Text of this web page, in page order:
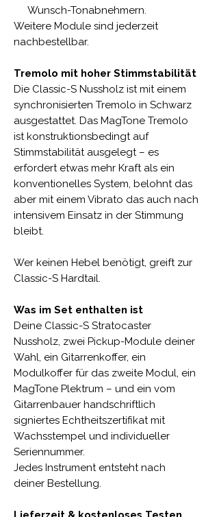
Wunsch-Tonabnehmern.
Weitere Module sind jederzeit
nachbestellbar.
Tremolo mit hoher Stimmstabilität
Die Classic-S Nussholz ist mit einem
synchronisierten Tremolo in Schwarz
ausgestattet. Das MagTone Tremolo
ist konstruktionsbedingt auf
Stimmstabilität ausgelegt – es
erfordert etwas mehr Kraft als ein
konventionelles System, belohnt das
aber mit einem Vibrato das auch nach
intensivem Einsatz in der Stimmung
bleibt.
Wer keinen Hebel benötigt, greift zur
Classic-S Hardtail.
Was im Set enthalten ist
Deine Classic-S Stratocaster
Nussholz, zwei Pickup-Module deiner
Wahl, ein Gitarrenkoffer, ein
Modulkoffer für das zweite Modul, ein
MagTone Plektrum – und ein vom
Gitarrenbauer handschriftlich
signiertes Echtheitszertifikat mit
Wachsstempel und individueller
Seriennummer.
Jedes Instrument entsteht nach
deiner Bestellung.